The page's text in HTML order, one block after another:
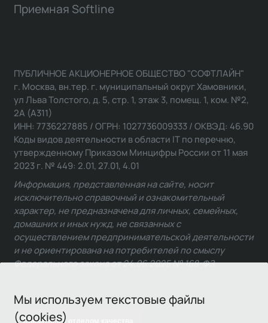
Мы используем текстовые файлы
(cookies)
Приемная Softline
Связаться с отделом качества
ПУБЛИЧНОЕ АКЦИОНЕРНОЕ ОБЩЕСТВО "СОФТЛАЙН"
г. Москва, вн.тер. г. муниципальный округ Хамовники,
ул Льва Толстого, д. 5, стр. 1, этаж 3, помещ. 1, ком. №2,
2А (А311)
ИНН: 7736227885 / ОГРН: 1027736009333 / ОКВЭД: 46.90
Коды видов деятельности в области IT по перечню,
утвержденному Приказом Минцифры России от 11 мая
2023 г. № 449: 2.01, 27.01, 4.01
Информация, представленная на сайте, носит
исключительно справочный и ознакомительный
характер, не предназначена для личных, семейных,
домашних и иных нужд, не связанных с
осуществлением предпринимательской деятельности
и не ориентирована на потребителей по смыслу
Федерального закона от 24.06.2025 № 168-ФЗ.